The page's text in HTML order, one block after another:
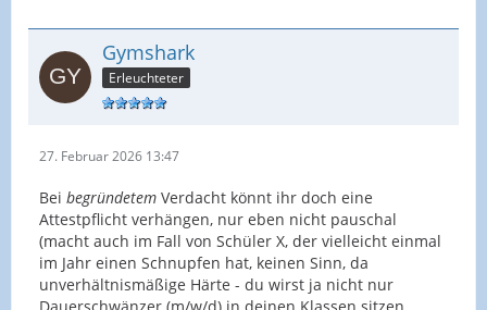
Gymshark
Erleuchteter
27. Februar 2026 13:47
Bei begründetem Verdacht könnt ihr doch eine
Attestpflicht verhängen, nur eben nicht pauschal
(macht auch im Fall von Schüler X, der vielleicht einmal
im Jahr einen Schnupfen hat, keinen Sinn, da
unverhältnismäßige Härte - du wirst ja nicht nur